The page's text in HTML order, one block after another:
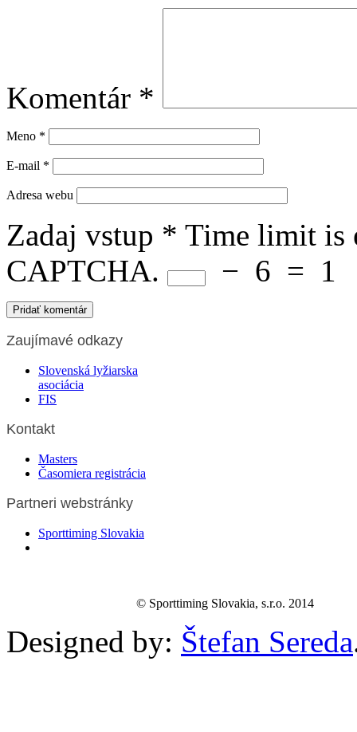
Komentár *
Meno *
E-mail *
Adresa webu
Zadaj vstup * Time limit is
CAPTCHA.
− 6 = 1
Zaujímavé odkazy
Slovenská lyžiarska
asociácia
FIS
Kontakt
Masters
Časomiera registrácia
Partneri webstránky
Sporttiming Slovakia
© Sporttiming Slovakia, s.r.o. 2014
Designed by: Štefan Sereda